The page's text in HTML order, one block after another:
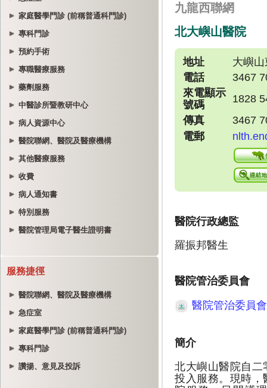
家庭醫學門診 (前稱普通科門診)
專科門診
預約手術
專職醫療服務
藥劑服務
中醫診所暨教研中心
病人資源中心
醫院聯網、醫院及醫療機構
其他醫療服務
收費
病人通知書
特別服務
醫院管理局電子醫生證明書
服務捷徑
醫院聯網、醫院及醫療機構
急症室
家庭醫學門診 (前稱普通科門診)
專科門診
讚揚、意見及投訴